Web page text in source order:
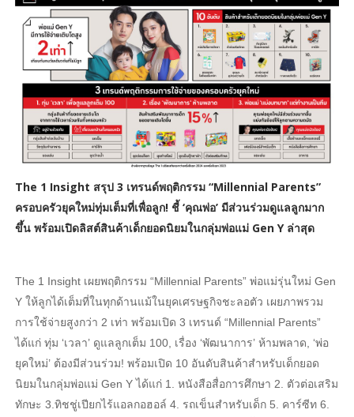
The 1 Insight สรุป 3 เทรนด์พฤติกรรม “Millennial Parents”
ครอบครัวยุคใหม่ทุ่มเต็มที่เพื่อลูก! ชี้ ‘คุณพ่อ’ มีส่วนร่วมดูแลลูกมาก
ขึ้น พร้อมเปิดลิสต์สินค้าเด็กยอดนิยมในกลุ่มพ่อแม่ Gen Y ล่าสุด
The 1 Insight เผยพฤติกรรม “Millennial Parents” พ่อแม่รุ่นใหม่ Gen
Y ให้ลูกได้เต็มที่ในทุกด้านแม้ในยุคเศรษฐกิจชะลอตัว เผยภาพรวม
การใช้จ่ายสูงกว่า 2 เท่า พร้อมเปิด 3 เทรนด์ “Millennial Parents”
ได้แก่ ทุ่ม ‘เวลา’ ดูแลลูกเต็ม 100, เรื่อง ‘พัฒนาการ’ ห้ามพลาด, ‘พ่อ
ยุคใหม่’ ต้องมีส่วนร่วม! พร้อมเปิด 10 อันดับสินค้าสำหรับเด็กยอด
นิยมในกลุ่มพ่อแม่ Gen Y ได้แก่ 1. หนังสือสื่อการศึกษา 2. ตัวต่อเสริม
ทักษะ 3.ทิชชู่เปียกไร้แอลกอฮอล์ 4. รถเข็นสำหรับเด็ก 5. คาร์ซีท 6.